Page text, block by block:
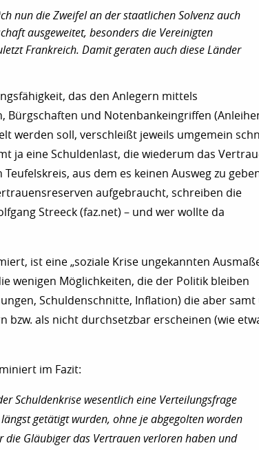
nun die Zweifel an der staatlichen Solvenz auch
ausgeweitet, besonders die Vereinigten
Frankreich. Damit geraten auch diese Länder
das den Anlegern mittels
Bürgschaften und Notenbankeingriffen
werden soll, verschleißt jeweils umgemein
ja eine Schuldenlast, die wiederum das
aus dem es keinen Ausweg zu
aufgebraucht, schreiben die
Streeck (faz.net) – und wer wollte da
ist eine „soziale Krise ungekannten
wenigen Möglichkeiten, die der Politik bleiben
Schuldenschnitte, Inflation) die aber samt
bzw. als nicht durchsetzbar erscheinen (wie
im Fazit:
Schuldenkrise wesentlich eine Verteilungsfrage
getätigt wurden, ohne je abgegolten worden
die Gläubiger das Vertrauen verloren haben und